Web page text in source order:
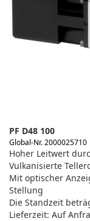
PF D48 100
Global-Nr. 2000025710
Hoher Leitwert
Vulkanisierte
Mit optischer
Stellung
Die Standzeit
Lieferzeit: Auf